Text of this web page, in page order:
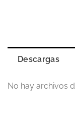
Descargas
No hay archivos